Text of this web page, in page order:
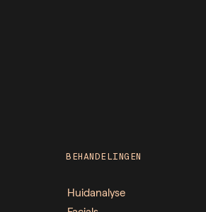
BEHANDELINGEN
Huidanalyse